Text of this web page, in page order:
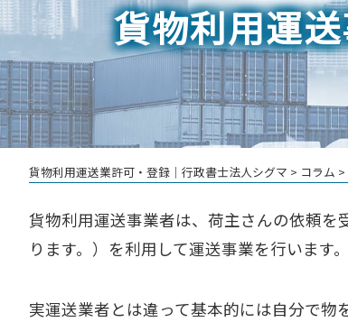
貨物利用運
貨物利用運送業許可・登録│行政書士法人シグマ > コラム >
貨物利用運送事業者は、荷主さんの依頼
ります。）を利用して運送事業を行います。
実運送業者とは違って基本的には自分で